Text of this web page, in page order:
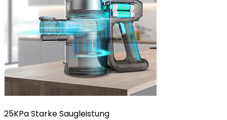
25KPa Starke Saugleistung